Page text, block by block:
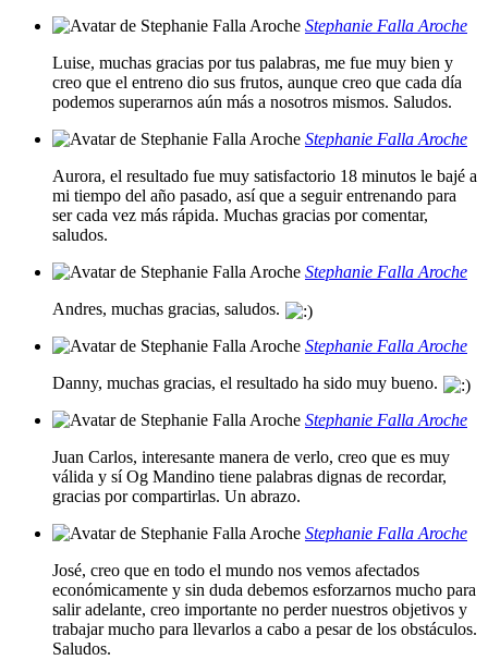
Stephanie Falla Aroche
Luise, muchas gracias por tus palabras, me fue muy bien y
creo que el entreno dio sus frutos, aunque creo que cada día
podemos superarnos aún más a nosotros mismos. Saludos.
Stephanie Falla Aroche
Aurora, el resultado fue muy satisfactorio 18 minutos le bajé a
mi tiempo del año pasado, así que a seguir entrenando para
ser cada vez más rápida. Muchas gracias por comentar,
saludos.
Stephanie Falla Aroche
Andres, muchas gracias, saludos.
Stephanie Falla Aroche
Danny, muchas gracias, el resultado ha sido muy bueno.
Stephanie Falla Aroche
Juan Carlos, interesante manera de verlo, creo que es muy
válida y sí Og Mandino tiene palabras dignas de recordar,
gracias por compartirlas. Un abrazo.
Stephanie Falla Aroche
José, creo que en todo el mundo nos vemos afectados
económicamente y sin duda debemos esforzarnos mucho para
salir adelante, creo importante no perder nuestros objetivos y
trabajar mucho para llevarlos a cabo a pesar de los obstáculos.
Saludos.